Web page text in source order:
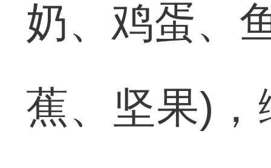
奶、鸡蛋、
蕉、坚果)